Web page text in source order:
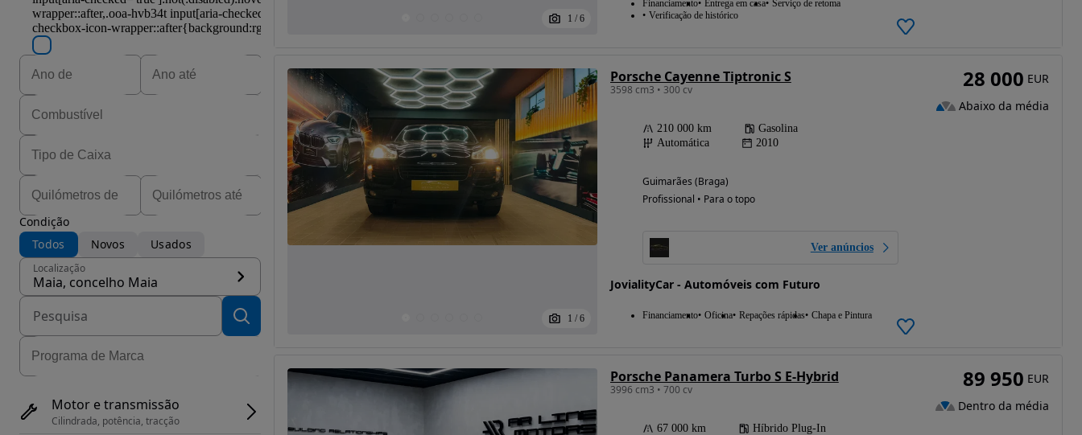
Condição
Todos
Novos Usados
Localização
Maia, concelho Maia
Motor e transmissão
Cilindrada, potência, tracção
1 / 6
Financiamento Entrega em casa Serviço de retoma
Verificação de histórico
1 / 6
Porsche Cayenne Tiptronic S
3598 cm3 • 300 cv
210 000 km
Gasolina
Automática
2010
Guimarães (Braga)
Profissional • Para o topo
Ver anúncios
JovialityCar - Automóveis com Futuro
Financiamento Oficina Repações rápidas Chapa e Pintura
28 000 EUR
Abaixo da média
Porsche Panamera Turbo S E-Hybrid
3996 cm3 • 700 cv
67 000 km
Híbrido Plug-In
89 950 EUR
Dentro da média